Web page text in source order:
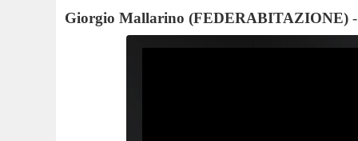
Giorgio Mallarino (FEDERABITAZIONE)